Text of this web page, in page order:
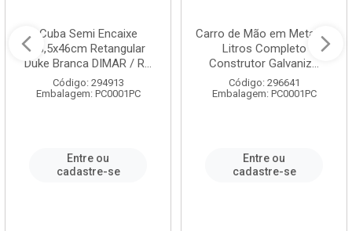
Cuba Semi Encaixe
58,5x46cm Retangular
Duke Branca DIMAR / R...
Código: 294913
Embalagem: PC0001PC
Entre ou
cadastre-se
Carro de Mão em Metal 60
Litros Completo
Construtor Galvaniz...
Código: 296641
Embalagem: PC0001PC
Entre ou
cadastre-se